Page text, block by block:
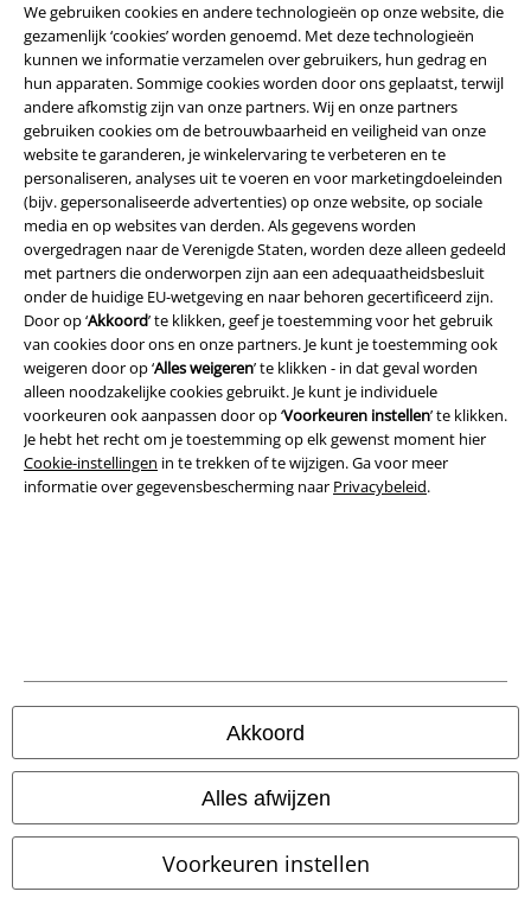
We gebruiken cookies en andere technologieën op onze website, die
gezamenlijk ‘cookies’ worden genoemd. Met deze technologieën
kunnen we informatie verzamelen over gebruikers, hun gedrag en
hun apparaten. Sommige cookies worden door ons geplaatst, terwijl
andere afkomstig zijn van onze partners. Wij en onze partners
gebruiken cookies om de betrouwbaarheid en veiligheid van onze
website te garanderen, je winkelervaring te verbeteren en te
personaliseren, analyses uit te voeren en voor marketingdoeleinden
(bijv. gepersonaliseerde advertenties) op onze website, op sociale
media en op websites van derden. Als gegevens worden
overgedragen naar de Verenigde Staten, worden deze alleen gedeeld
met partners die onderworpen zijn aan een adequaatheidsbesluit
onder de huidige EU-wetgeving en naar behoren gecertificeerd zijn.
Door op ‘Akkoord’ te klikken, geef je toestemming voor het gebruik
van cookies door ons en onze partners. Je kunt je toestemming ook
weigeren door op ‘Alles weigeren’ te klikken - in dat geval worden
alleen noodzakelijke cookies gebruikt. Je kunt je individuele
voorkeuren ook aanpassen door op ‘Voorkeuren instellen’ te klikken.
Je hebt het recht om je toestemming op elk gewenst moment hier
Cookie-instellingen in te trekken of te wijzigen. Ga voor meer
informatie over gegevensbescherming naar Privacybeleid.
Akkoord
Alles afwijzen
Voorkeuren instellen
Beveiliging
Legal
Algemene Voorwaarden
Informatie over toegankelijkheid
Alle prijzen incl.wettelijke BTW
© 1986-2026 Large Popmerchandising BV